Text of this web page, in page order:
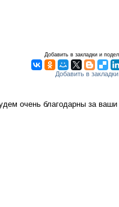
Добавить в закладки и
очень благодарны за